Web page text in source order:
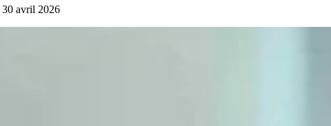
30 avril 2026